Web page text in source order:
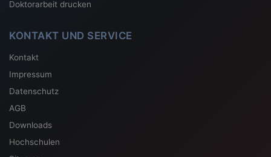
Doktorarbeit drucken
KONTAKT UND SERVICE
Kontakt
Impressum
Datenschutz
AGB
Downloads
Hochschulen